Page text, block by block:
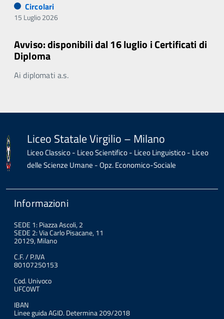
Circolari
15 Luglio 2026
Avviso: disponibili dal 16 luglio i Certificati di
Diploma
Ai diplomati a.s.
Liceo Statale Virgilio – Milano
Liceo Classico - Liceo Scientifico - Liceo Linguistico - Liceo
delle Scienze Umane - Opz. Economico-Sociale
Informazioni
SEDE 1: Piazza Ascoli, 2
SEDE 2: Via Carlo Pisacane, 11
20129, Milano
C.F. / P.IVA
80107250153
Cod. Univoco
UFC0WT
IBAN
Linee guida AGID. Determina 209/2018